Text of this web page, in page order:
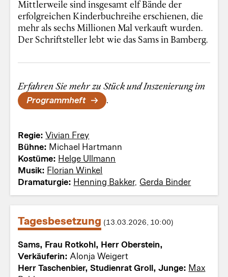
Mittlerweile sind insgesamt elf Bände der
erfolgreichen Kinderbuchreihe erschienen, die
mehr als sechs Millionen Mal verkauft wurden.
Der Schriftsteller lebt wie das Sams in Bamberg.
Erfahren Sie mehr zu Stück und Inszenierung im
Programmheft
.
Regie:Vivian Frey
Bühne: Michael Hartmann
Kostüme: Helge Ullmann
Musik: Florian Winkel
Dramaturgie: Henning Bakker, Gerda Binder
Tagesbesetzung (13.03.2026, 10:00)
Sams, Frau Rotkohl, Herr Oberstein,
Verkäuferin:Alonja Weigert
Herr Taschenbier, Studienrat Groll, Junge: Max